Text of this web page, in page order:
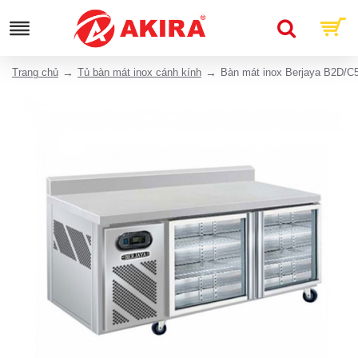
Trang chủ Tủ bàn mát inox cánh kính Bàn mát inox Berjaya B2D/